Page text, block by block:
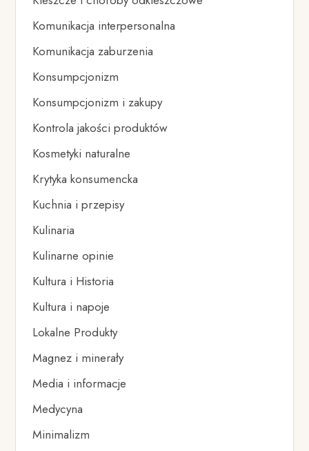
Komunikacja interpersonalna
Komunikacja zaburzenia
Konsumpcjonizm
Konsumpcjonizm i zakupy
Kontrola jakości produktów
Kosmetyki naturalne
Krytyka konsumencka
Kuchnia i przepisy
Kulinaria
Kulinarne opinie
Kultura i Historia
Kultura i napoje
Lokalne Produkty
Magnez i minerały
Media i informacje
Medycyna
Minimalizm